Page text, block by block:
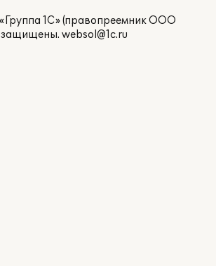
1С» (правопреемник ООО
защищены. websol@1c.ru